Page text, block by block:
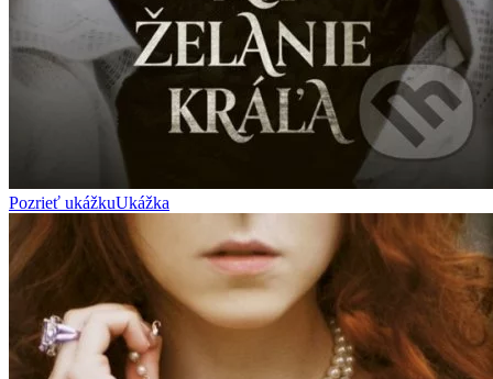
Pozrieť ukážkuUkážka